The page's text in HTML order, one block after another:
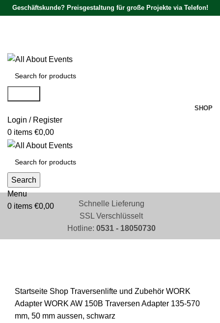
Geschäftskunde? Preisgestaltung für große Projekte via Telefon!
SHOP
Login / Register
0 items €0,00
Search
Menu
0 items €0,00
Schnelle Lieferung
SSL Verschlüsselt
Hotline: 0531 - 18050730
Startseite Shop Traversenlifte und Zubehör WORK
Adapter WORK AW 150B Traversen Adapter 135-570
mm, 50 mm aussen, schwarz